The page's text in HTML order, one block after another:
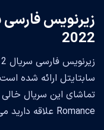
2022
سابتایتل ارائه شده
Romance علاقه دارید می توانید با دیدن آن سرگرم شوند.